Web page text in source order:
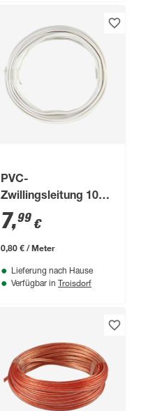
PVC-
Zwillingsleitung 10
m
7,99 €
0,80 € / Meter
Lieferung nach Hause
Verfügbar in Troisdorf